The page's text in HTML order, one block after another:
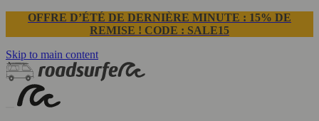
OFFRE D’ÉTÉ DE DERNIÈRE MINUTE : 15% DE
REMISE ! CODE : SALE15
Skip to main content